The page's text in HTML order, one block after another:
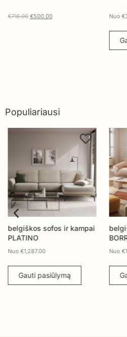
€718.00 €500.00 Nuo €
Populiariausi
belgiškos sofos ir kampai
PLATINO
Nuo €1,287.00
Gauti pasiūlymą
Nuo €